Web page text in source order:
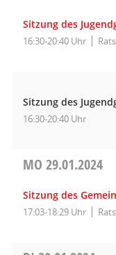
Sitzung des
16:30-20:40 Uhr
Sitzung des
16:30-20:40 Uhr
MO 29.01.2024
Sitzung des
17:03-18:29 Uhr